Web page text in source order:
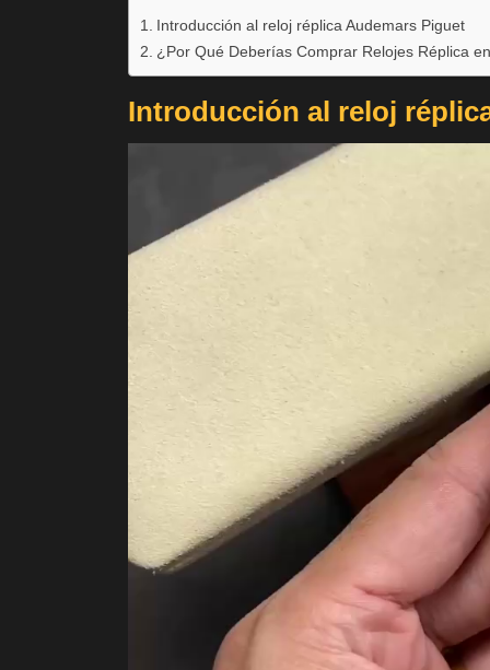
Introducción al reloj réplica Audemars Piguet
¿Por Qué Deberías Comprar Relojes Réplica
Introducción al reloj